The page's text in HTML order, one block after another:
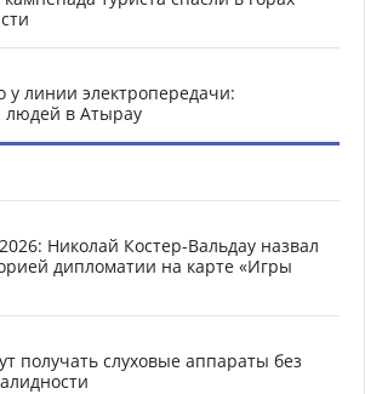
у линии электропередачи:
людей в Атырау
Николай Костер-Вальдау назвал
дипломатии на карте «Игры
получать слуховые аппараты без